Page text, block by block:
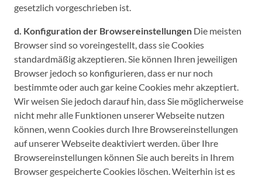
gesetzlich vorgeschrieben ist.
d. Konfiguration der Browsereinstellungen Die meisten
Browser sind so voreingestellt, dass sie Cookies
standardmäßig akzeptieren. Sie können Ihren jeweiligen
Browser jedoch so konfigurieren, dass er nur noch
bestimmte oder auch gar keine Cookies mehr akzeptiert.
Wir weisen Sie jedoch darauf hin, dass Sie möglicherweise
nicht mehr alle Funktionen unserer Webseite nutzen
können, wenn Cookies durch Ihre Browsereinstellungen
auf unserer Webseite deaktiviert werden. über Ihre
Browsereinstellungen können Sie auch bereits in Ihrem
Browser gespeicherte Cookies löschen. Weiterhin ist es